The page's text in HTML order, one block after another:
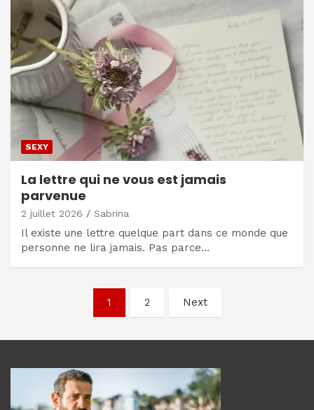
SEXY
La lettre qui ne vous est jamais
parvenue
2 juillet 2026 Sabrina
Il existe une lettre quelque part dans ce monde que
personne ne lira jamais. Pas parce…
articles
1 2 Next